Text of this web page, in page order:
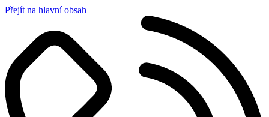
Přejít na hlavní obsah